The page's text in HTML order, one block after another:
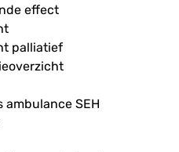
effect
palliatief
SEH